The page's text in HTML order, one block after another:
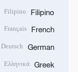
Filipino
Filipino
French
Français
German
Deutsch
Greek
Ελληνικά